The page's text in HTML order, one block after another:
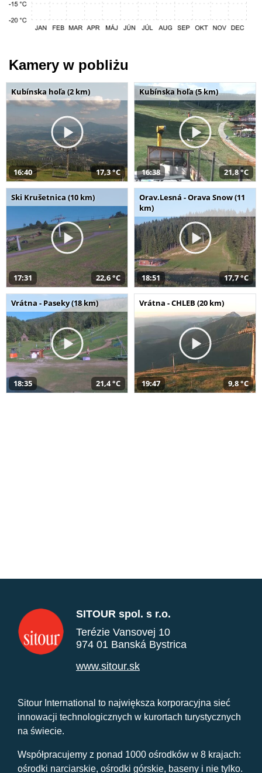
Kamery w pobliżu
Kubínska hoľa (2 km)
16:40 17,3 °C
Kubínska hoľa (5 km)
16:38 21,8 °C
Ski Krušetnica (10 km)
17:31 22,6 °C
Orav.Lesná - Orava Snow (11
km)
18:51 17,7 °C
Vrátna - Paseky (18 km)
18:35 21,4 °C
Vrátna - CHLEB (20 km)
19:47 9,8 °C
SITOUR spol. s r.o.
Terézie Vansovej 10
974 01 Banská Bystrica
www.sitour.sk
Sitour International to największa korporacyjna sieć
innowacji technologicznych w kurortach turystycznych
na świecie.
Współpracujemy z ponad 1000 ośrodków w 8 krajach:
ośrodki narciarskie, ośrodki górskie, baseny i nie tylko.